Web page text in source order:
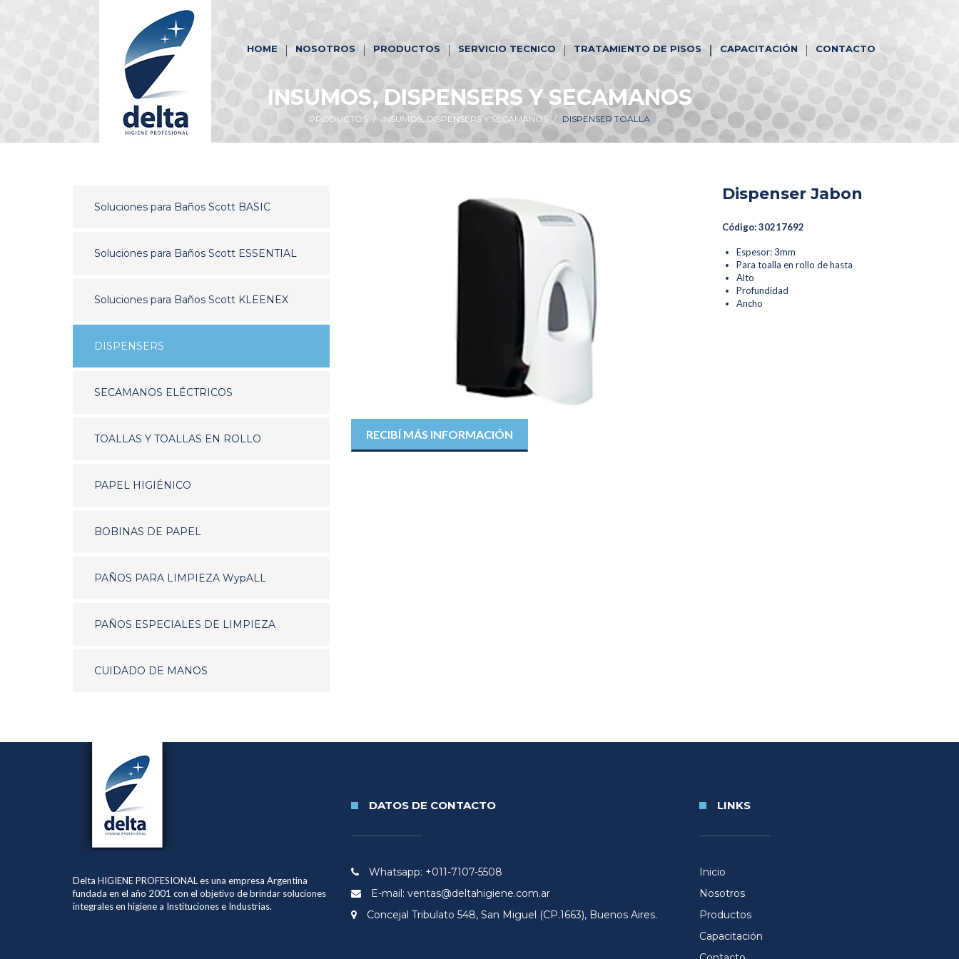
HOME NOSOTROS PRODUCTOS SERVICIO TECNICO TRATAMIENTO DE PISOS CAPACITACIÓN CONTACTO
INSUMOS, DISPENSERS Y SECAMANOS
PRODUCTOS INSUMOS, DISPENSERS Y SECAMANOS DISPENSER TOALLA
Soluciones para Baños Scott BASIC
Soluciones para Baños Scott ESSENTIAL
Soluciones para Baños Scott KLEENEX
DISPENSERS
SECAMANOS ELÉCTRICOS
TOALLAS Y TOALLAS EN ROLLO
PAPEL HIGIÉNICO
BOBINAS DE PAPEL
PAÑOS PARA LIMPIEZA WypALL
PAÑOS ESPECIALES DE LIMPIEZA
CUIDADO DE MANOS
Dispenser Jabon
Código: 30217692
Espesor: 3mm
Para toalla en rollo de hasta
Alto
Profundidad
Ancho
RECIBÍ MÁS INFORMACIÓN
Delta HIGIENE PROFESIONAL es una empresa Argentina
fundada en el año 2001 con el objetivo de brindar soluciones
integrales en higiene a Instituciones e Industrias.
DATOS DE CONTACTO
Whatsapp: +011-7107-5508
E-mail: ventas@deltahigiene.com.ar
Concejal Tribulato 548, San Miguel (CP.1663), Buenos Aires.
LINKS
Inicio
Nosotros
Productos
Capacitación